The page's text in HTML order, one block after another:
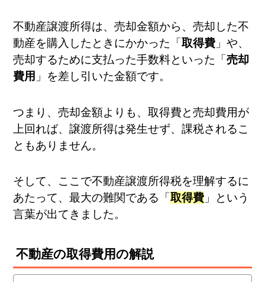
不動産譲渡所得は、売却金額から、売却した不
動産を購入したときにかかった「取得費 」や、
売却するために支払った手数料といった「売却
費用 」を差し引いた金額です。
つまり、売却金額よりも、取得費と売却費用が
上回れば、譲渡所得は発生せず、課税されるこ
ともありません。
そして、ここで不動産譲渡所得税を理解するに
あたって、最大の難関である「取得費 」という
言葉が出てきました。
不動産の取得費用の解説